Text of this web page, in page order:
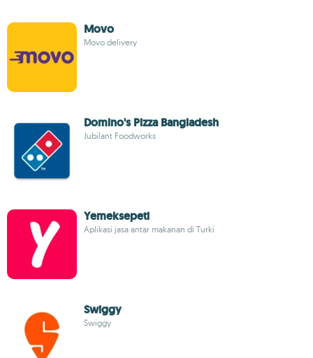
Movo
Movo delivery
Domino's Pizza Bangladesh
Jubilant Foodworks
Yemeksepeti
Aplikasi jasa antar makanan di Turki
Swiggy
Swiggy